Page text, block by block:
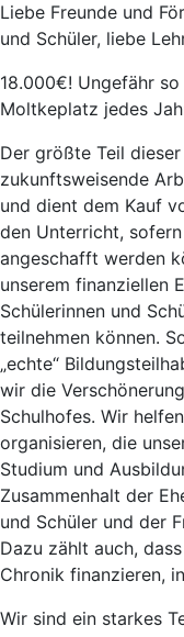
Liebe Freunde und
und Schüler, liebe
18.000€! Ungefähr
Moltkeplatz jedes
Der größte Teil
zukunftsweisende
und dient dem Kauf
den Unterricht,
angeschafft werden
unserem finanziellen
Schülerinnen und
teilnehmen können.
„echte“
wir die
Schulhofes. Wir
organisieren, die
Studium und
Zusammenhalt der
und Schüler und der
Dazu zählt auch,
Chronik finanzieren,
Wir sind ein starkes